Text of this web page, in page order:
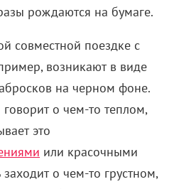
рождаются на бумаге.
совместной поездке с
возникают в виде
на черном фоне.
о чем-то теплом,
это
или красочными
о чем-то грустном,